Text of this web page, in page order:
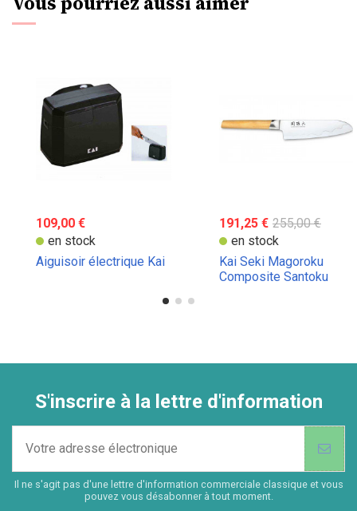
109,00 €
en stock
Aiguisoir électrique Kai
191,25 € 255,00 €
en stock
Kai Seki Magoroku
Composite Santoku
S'inscrire à la lettre d'information
Il ne s'agit pas d'une lettre d'information commerciale classique et vous
pouvez vous désabonner à tout moment.